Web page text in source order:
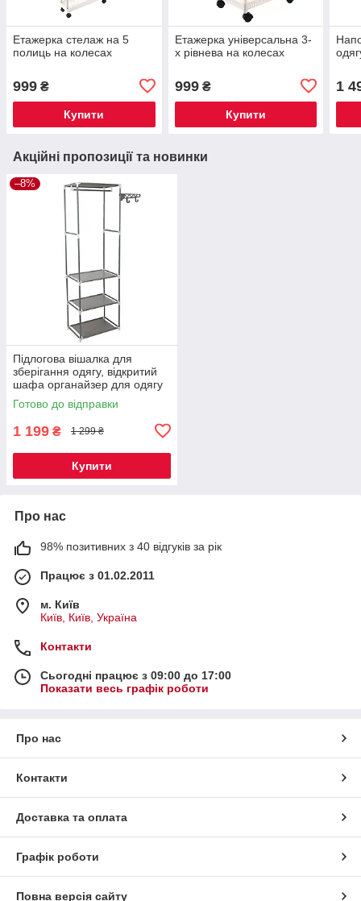
Етажерка стелаж на 5
полиць на колесах
999 ₴
Купити
Етажерка універсальна 3-
х рівнева на колесах
999₴
Купити
1
Акційні пропозиції та новинки
–8%
Підлогова вішалка для
зберігання одягу, відкритий
шафа органайзер для одягу
Готово до відправки
1 199 ₴ 1 299 ₴
Купити
Про нас
98% позитивних з 40 відгуків за рік
Працює з 01.02.2011
м. Київ
Київ, Київ, Україна
Контакти
Сьогодні працює з 09:00 до 17:00
Показати весь графік роботи
Про нас
Контакти
Доставка та оплата
Графік роботи
Повна версія сайту